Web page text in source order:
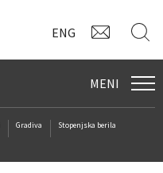
ENG
MENI
Gradiva
Stopenjska berila